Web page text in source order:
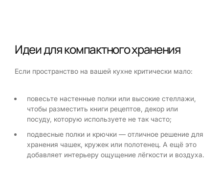
Идеи для компактного хранения
Если пространство на вашей кухне критически мало:
повесьте настенные полки или высокие стеллажи,
чтобы разместить книги рецептов, декор или
посуду, которую используете не так часто;
подвесные полки и крючки — отличное решение для
хранения чашек, кружек или полотенец. А ещё это
добавляет интерьеру ощущение лёгкости и воздуха.